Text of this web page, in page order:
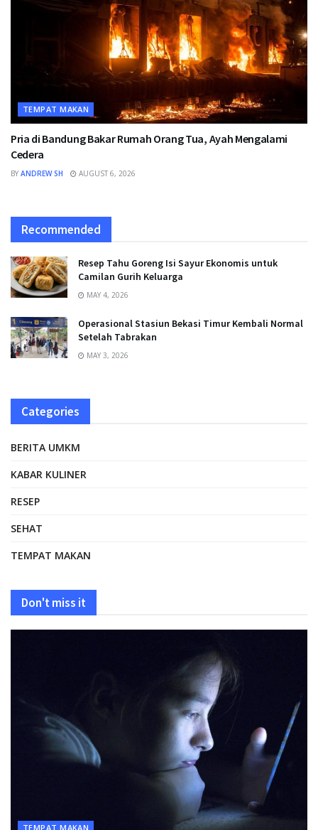
TEMPAT MAKAN
Pria di Bandung Bakar Rumah Orang Tua, Ayah Mengalami
Cedera
BY ANDREW SH AUGUST 6, 2026
Recommended
Resep Tahu Goreng Isi Sayur Ekonomis untuk
Camilan Gurih Keluarga
MAY 4, 2026
Operasional Stasiun Bekasi Timur Kembali Normal
Setelah Tabrakan
MAY 3, 2026
Categories
BERITA UMKM
KABAR KULINER
RESEP
SEHAT
TEMPAT MAKAN
Don't miss it
TEMPAT MAKAN